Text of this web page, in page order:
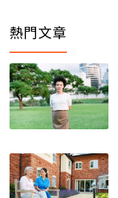
熱門文章